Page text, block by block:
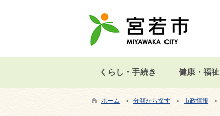
くらし・手続き 健康・福祉
ホーム ＞ 分類から探す ＞ 市政情報 ＞